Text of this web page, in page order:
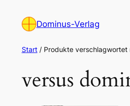
Inhalt
Dominus-Verlag
Start/ Produkte verschlagwortet
versus